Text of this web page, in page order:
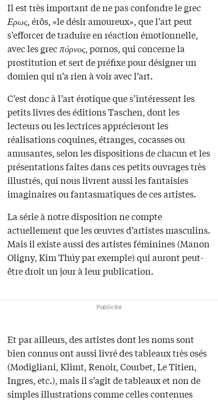
Il est très important de ne pas confondre le grec
Eρως, érôs, «le désir amoureux», que l’art peut
s’efforcer de traduire en réaction émotionnelle,
avec les grecπόρνος, pornos, qui concerne la
prostitution et sert de préfixe pour désigner un
domien qui n’a rien à voir avec l’art.
C’est donc à l’art érotique que s’intéressent les
petits livres des éditions Taschen, dont les
lecteurs ou les lectrices apprécieront les
réalisations coquines, étranges, cocasses ou
amusantes, selon les dispositions de chacun et les
présentations faites dans ces petits ouvrages très
illustrés, qui nous livrent aussi les fantaisies
imaginaires ou fantasmatiques de ces artistes.
La série à notre disposition ne compte
actuellement que les œuvres d’artistes masculins.
Mais il existe aussi des artistes féminines (Manon
Oligny, Kim Thúy par exemple) qui auront peut-
être droit un jour à leur publication.
Publicité
Et par ailleurs, des artistes dont les noms sont
bien connus ont aussi livré des tableaux très osés
(Modigliani, Klimt, Renoir, Courbet, Le Titien,
Ingres, etc.), mais il s’agit de tableaux et non de
simples illustrations comme celles contenues